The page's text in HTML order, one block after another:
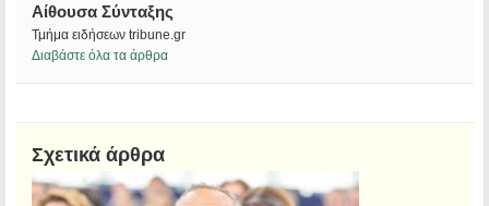
Αίθουσα Σύνταξης
Τμήμα ειδήσεων tribune.gr
Διαβάστε όλα τα άρθρα
Σχετικά άρθρα